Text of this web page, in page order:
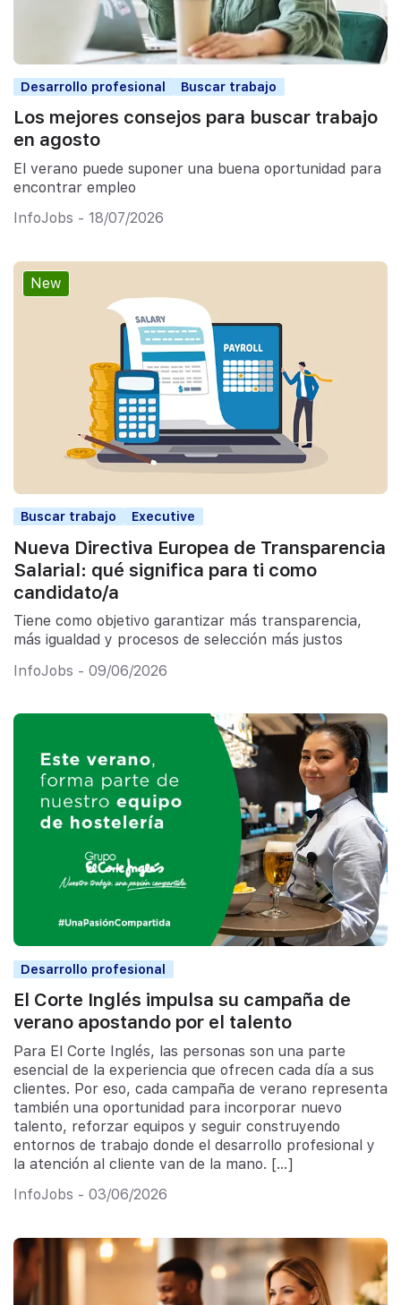
Desarrollo profesional Buscar trabajo
Los mejores consejos para buscar trabajo
en agosto
El verano puede suponer una buena oportunidad para
encontrar empleo
InfoJobs - 18/07/2026
New
Buscar trabajo Executive
Nueva Directiva Europea de Transparencia
Salarial: qué significa para ti como
candidato/a
Tiene como objetivo garantizar más transparencia,
más igualdad y procesos de selección más justos
InfoJobs - 09/06/2026
Desarrollo profesional
El Corte Inglés impulsa su campaña de
verano apostando por el talento
Para El Corte Inglés, las personas son una parte
esencial de la experiencia que ofrecen cada día a sus
clientes. Por eso, cada campaña de verano representa
también una oportunidad para incorporar nuevo
talento, reforzar equipos y seguir construyendo
entornos de trabajo donde el desarrollo profesional y
la atención al cliente van de la mano. […]
InfoJobs - 03/06/2026